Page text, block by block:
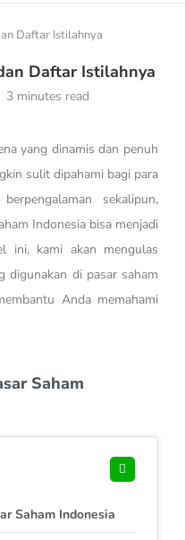
Daftar Istilahnya
Daftar Istilahnya
3 minutes read
yang dinamis dan penuh
sulit dipahami bagi para
sekalipun,
Indonesia bisa menjadi
ini, kami akan mengulas
digunakan di pasar saham
Anda memahami
Saham
Saham Indonesia